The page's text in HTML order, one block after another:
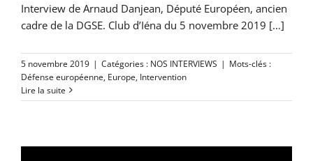
Interview de Arnaud Danjean, Député Européen, ancien
cadre de la DGSE. Club d’Iéna du 5 novembre 2019 […]
5 novembre 2019 | Catégories : NOS INTERVIEWS | Mots-clés :
Défense européenne, Europe, Intervention
Lire la suite